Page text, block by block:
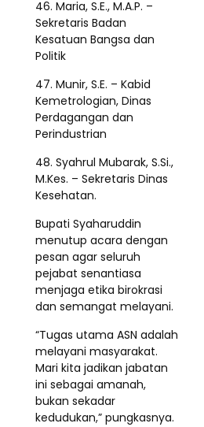
46. Maria, S.E., M.A.P. –
Sekretaris Badan
Kesatuan Bangsa dan
Politik
47. Munir, S.E. – Kabid
Kemetrologian, Dinas
Perdagangan dan
Perindustrian
48. Syahrul Mubarak, S.Si.,
M.Kes. – Sekretaris Dinas
Kesehatan.
Bupati Syaharuddin
menutup acara dengan
pesan agar seluruh
pejabat senantiasa
menjaga etika birokrasi
dan semangat melayani.
“Tugas utama ASN adalah
melayani masyarakat.
Mari kita jadikan jabatan
ini sebagai amanah,
bukan sekadar
kedudukan,” pungkasnya.